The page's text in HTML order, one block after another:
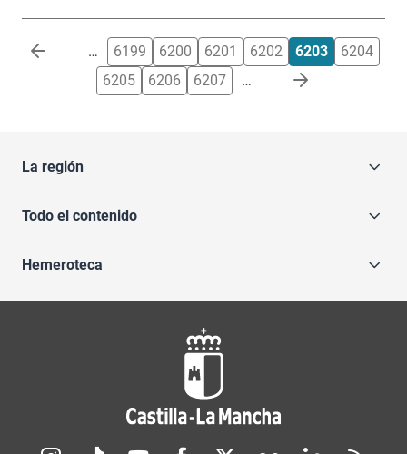
Paginación … 6199 6200 6201 6202 6203
6204
6205
6206 6207 …
La región
Todo el contenido
Hemeroteca